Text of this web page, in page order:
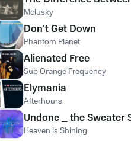
Mclusky
Don't Get Down
Phantom Planet
Alienated Free
Sub Orange Frequency
Elymania
Afterhours
Undone _ the Sweater
Heaven is Shining